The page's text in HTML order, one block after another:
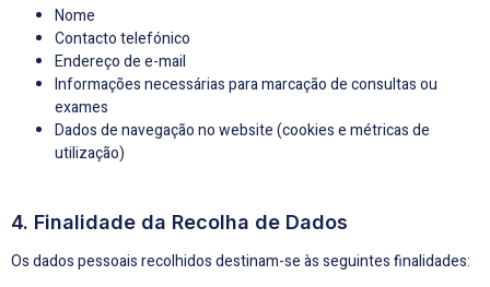
Nome
Contacto telefónico
Endereço de e-mail
Informações necessárias para marcação de consultas ou
exames
Dados de navegação no website (cookies e métricas de
utilização)
4. Finalidade da Recolha de Dados
Os dados pessoais recolhidos destinam-se às seguintes finalidades: